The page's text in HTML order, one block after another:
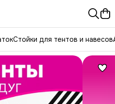
Стойки для тентов и навесов